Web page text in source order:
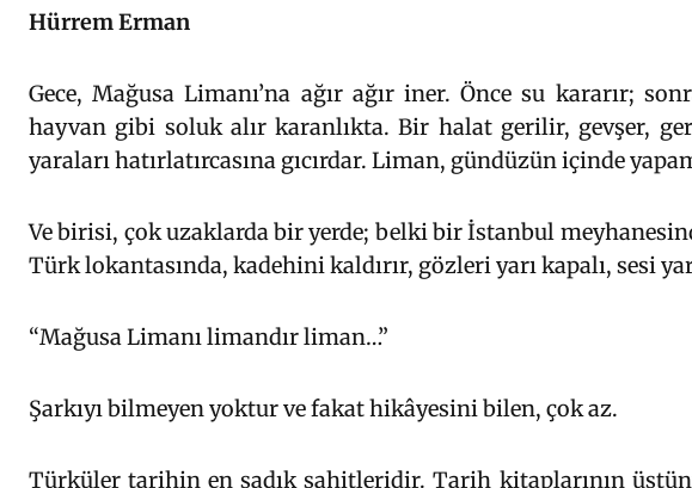
Hürrem Erman
Gece, Mağusa Limanı’na ağır ağır iner. Önce su kararır;
hayvan gibi soluk alır karanlıkta. Bir halat gerilir, gevşer,
yaraları hatırlatırcasına gıcırdar. Liman, gündüzün içinde
Ve birisi, çok uzaklarda bir yerde; belki bir İstanbul
Türk lokantasında, kadehini kaldırır, gözleri yarı kapalı, sesi
“Mağusa Limanı limandır liman…”
Şarkıyı bilmeyen yoktur ve fakat hikâyesini bilen, çok az.
Türküler tarihin en sadık şahitleridir. Tarih kitaplarının